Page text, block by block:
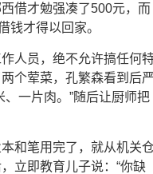
借才勉强凑了500元，而
钱才得以回家。
人员，绝不允许搞任何
个荤菜，孔繁森看到后严
一片肉。”随后让厨师把
和笔用完了，就从机关
立即教育儿子说：“你缺